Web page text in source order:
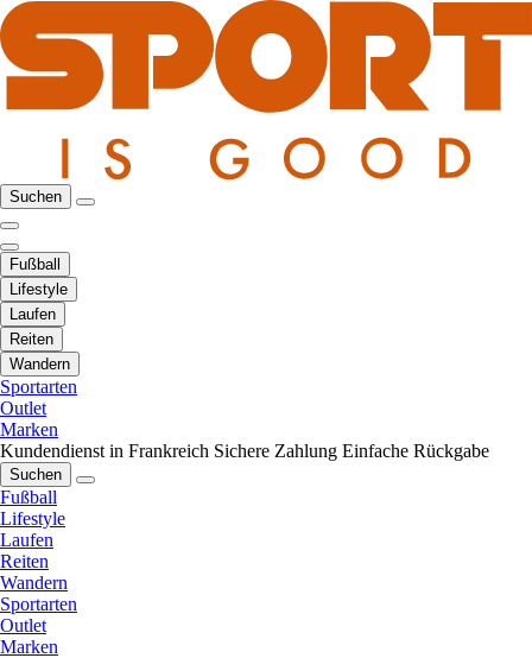
Suchen
Fußball
Lifestyle
Laufen
Reiten
Wandern
Sportarten
Outlet
Marken
Kundendienst in Frankreich Sichere Zahlung Einfache Rückgabe
Suchen
Fußball
Lifestyle
Laufen
Reiten
Wandern
Sportarten
Outlet
Marken